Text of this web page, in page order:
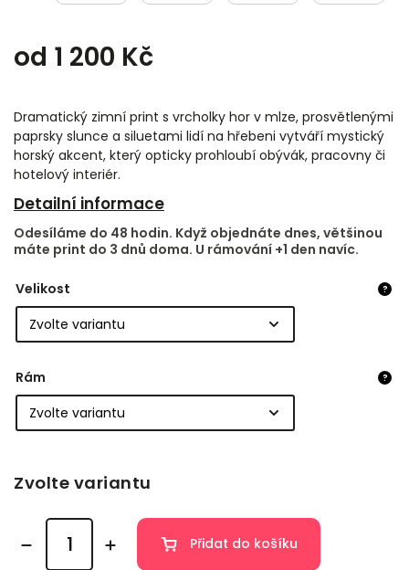
od 1 200 Kč
Dramatický zimní print s vrcholky hor v mlze, prosvětlenými
paprsky slunce a siluetami lidí na hřebeni vytváří mystický
horský akcent, který opticky prohloubí obývák, pracovny či
hotelový interiér.
Detailní informace
Odesíláme do 48 hodin. Když objednáte dnes, většinou
máte print do 3 dnů doma. U rámování +1 den navíc.
Velikost ?
Rám ?
Zvolte variantu
Přidat do košíku